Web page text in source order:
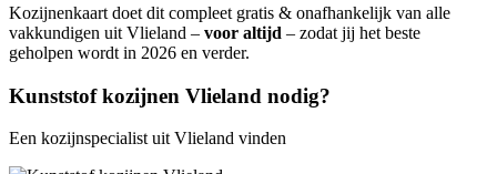
Kozijnenkaart doet dit compleet gratis & onafhankelijk van alle
vakkundigen uit Vlieland – voor altijd – zodat jij het beste
geholpen wordt in 2026 en verder.
Kunststof kozijnen Vlieland nodig?
Een kozijnspecialist uit Vlieland vinden